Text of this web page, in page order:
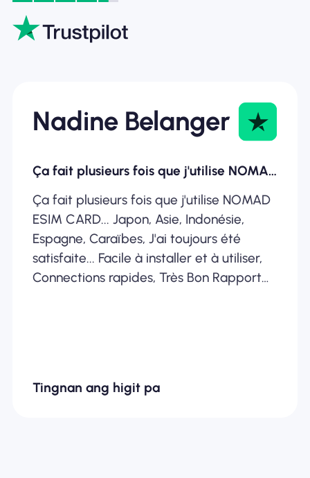
Nadine Belanger
Ça fait plusieurs fois que j'utilise NOMAD ESIM
Ça fait plusieurs fois que j'utilise NOMAD
ESIM CARD... Japon, Asie, Indonésie,
Espagne, Caraïbes, J'ai toujours été
satisfaite... Facile à installer et à utiliser,
Connections rapides, Très Bon Rapport
Tingnan ang higit pa